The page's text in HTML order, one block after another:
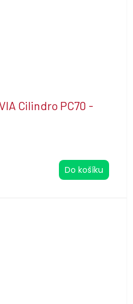
Cilindro PC70 -
Do košíku